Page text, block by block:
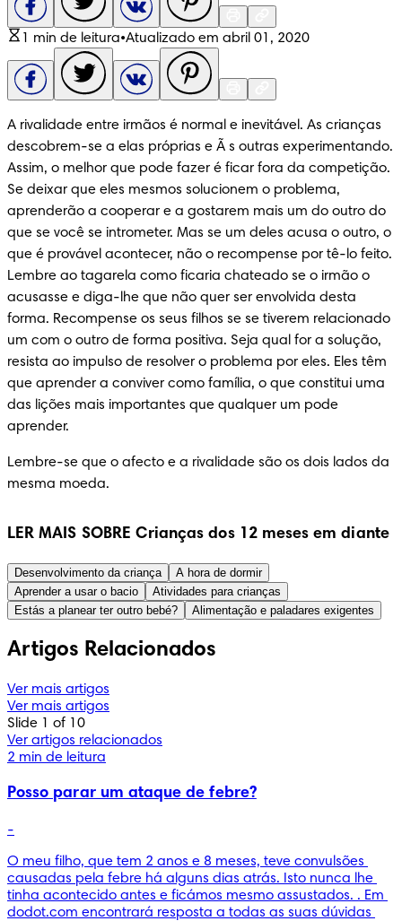
1 min de leitura•Atualizado em abril 01, 2020
A rivalidade entre irmãos é normal e inevitável. As crianças
descobrem-se a elas próprias e Ã s outras experimentando.
Assim, o melhor que pode fazer é ficar fora da competição.
Se deixar que eles mesmos solucionem o problema,
aprenderão a cooperar e a gostarem mais um do outro do
que se você se intrometer. Mas se um deles acusa o outro, o
que é provável acontecer, não o recompense por tê-lo feito.
Lembre ao tagarela como ficaria chateado se o irmão o
acusasse e diga-lhe que não quer ser envolvida desta
forma. Recompense os seus filhos se se tiverem relacionado
um com o outro de forma positiva. Seja qual for a solução,
resista ao impulso de resolver o problema por eles. Eles têm
que aprender a conviver como família, o que constitui uma
das lições mais importantes que qualquer um pode
aprender.
Lembre-se que o afecto e a rivalidade são os dois lados da
mesma moeda.
LER MAIS SOBRE Crianças dos 12 meses em diante
Desenvolvimento da criança
A hora de dormir
Aprender a usar o bacio
Atividades para crianças
Estás a planear ter outro bebé?
Alimentação e paladares exigentes
Artigos Relacionados
Ver mais artigos
Ver mais artigos
Slide 1 of 10
Ver artigos relacionados
2 min de leitura
Posso parar um ataque de febre?
-
O meu filho, que tem 2 anos e 8 meses, teve convulsões
causadas pela febre há alguns dias atrás. Isto nunca lhe
tinha acontecido antes e ficámos mesmo assustados. . Em
dodot.com encontrará resposta a todas as suas dúvidas